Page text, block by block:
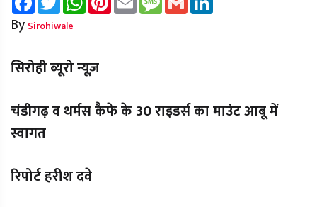
By Sirohiwale
सिरोही ब्यूरो न्यूज़
चंडीगढ़ व थर्मस कैफे के 30 राइडर्स का माउंट आबू में
स्वागत
रिपोर्ट हरीश दवे